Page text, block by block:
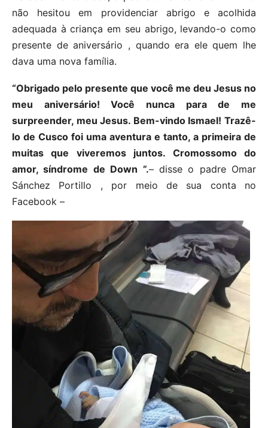
não hesitou em providenciar abrigo e acolhida
adequada à criança em seu abrigo, levando-o como
presente de aniversário , quando era ele quem lhe
dava uma nova família.
“Obrigado pelo presente que você me deu Jesus no
meu aniversário! Você nunca para de me
surpreender, meu Jesus. Bem-vindo Ismael! Trazê-
lo de Cusco foi uma aventura e tanto, a primeira de
muitas que viveremos juntos. Cromossomo do
amor, síndrome de Down ”.– disse o padre Omar
Sánchez Portillo , por meio de sua conta no
Facebook –